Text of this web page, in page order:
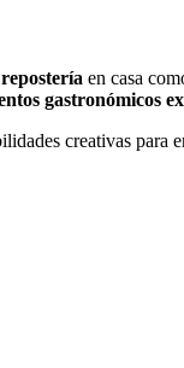
en casa
gastronómicos
creativas para